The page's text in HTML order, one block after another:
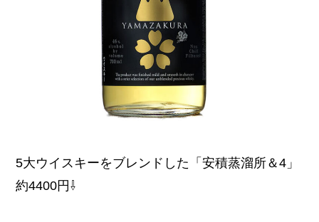
5大ウイスキーをブレンドした「安積蒸溜所＆4」
約4400円⇩